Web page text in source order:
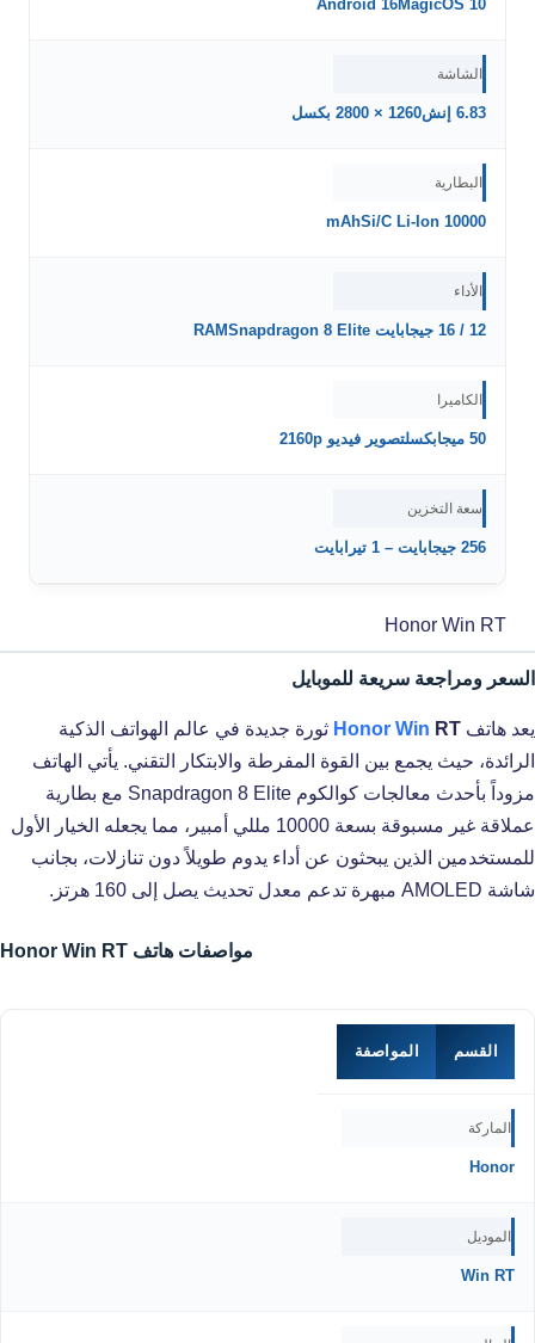
Android 16MagicOS 10
الشاشة
6.83 إنش1260 × 2800 بكسل
البطارية
10000 mAhSi/C Li-Ion
الأداء
12 / 16 جيجابايت RAMSnapdragon 8 Elite
الكاميرا
50 ميجابكسلتصوير فيديو 2160p
سعة التخزين
256 جيجابايت – 1 تيرابايت
Honor Win RT
السعر ومراجعة سريعة للموبايل
يعد هاتف Honor Win RT
ثورة جديدة في عالم الهواتف الذكية
الرائدة، حيث يجمع بين القوة المفرطة والابتكار التقني. يأتي الهاتف
مزوداً بأحدث معالجات كوالكوم Snapdragon 8 Elite مع بطارية
عملاقة غير مسبوقة بسعة 10000 مللي أمبير، مما يجعله الخيار الأول
للمستخدمين الذين يبحثون عن أداء يدوم طويلاً دون تنازلات، بجانب
شاشة AMOLED مبهرة تدعم معدل تحديث يصل إلى 160 هرتز.
مواصفات هاتف Honor Win RT
القسم المواصفة
الماركة
Honor
الموديل
Win RT